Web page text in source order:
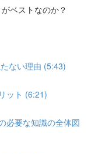
ベストなのか？
ない理由 (5:43)
ット (6:21)
必要な知識の全体図